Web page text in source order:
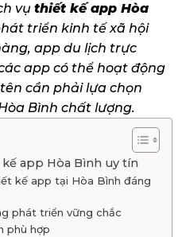
vụ thiết kế app Hòa
triển kinh tế xã hội
app du lịch trực
app có thể hoạt động
cần phải lựa chọn
Bình chất lượng.
app Hòa Bình uy tín
kế app tại Hòa Bình đáng
phát triển vững chắc
phù hợp